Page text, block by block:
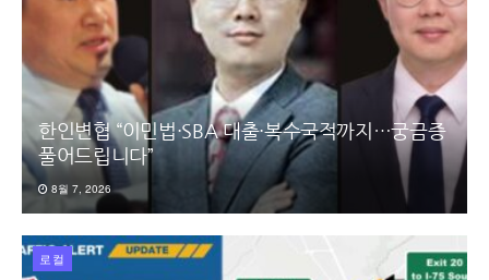
한인변협 “이민법·SBA 대출·복수국적까지…궁금증
풀어드립니다”
8월 7, 2026
로컬